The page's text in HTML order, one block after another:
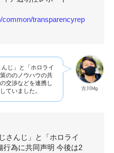
common/transparencyrep
古川Mg
じ」と「ホロライ
ののノウハウの共
交渉などを連携し
ていました。
さんじ」と「ホロライ
行為に共同声明 今後は2